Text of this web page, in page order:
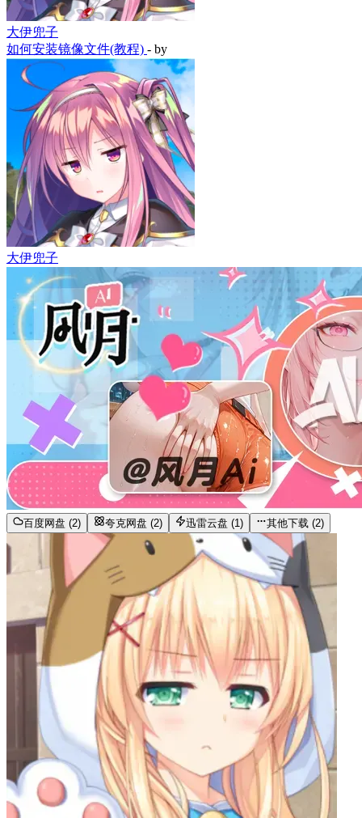
大伊兜子
如何安装镜像文件(教程) - by
大伊兜子
百度网盘 (2) 夸克网盘 (2) 迅雷云盘 (1) 其他下载 (2)